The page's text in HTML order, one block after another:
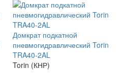
Домкрат подкатной
пневмогидравлический Torin
TRA40-2AL
Torin (КНР)